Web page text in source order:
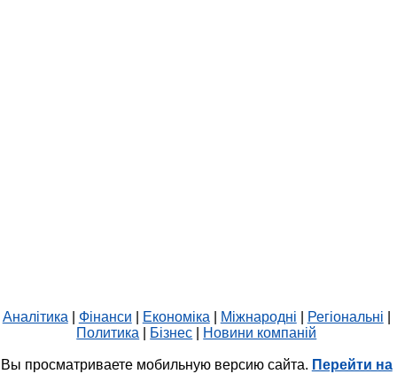
Аналітика Фінанси Економіка Міжнародні Регіональні
Политика
Бізнес Новини компаній
Вы просматриваете мобильную версию сайта. Перейти на